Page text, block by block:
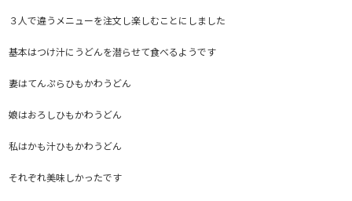
３人で違うメニューを注文し楽しむことにしました
基本はつけ汁にうどんを潜らせて食べるようです
妻はてんぷらひもかわうどん
娘はおろしひもかわうどん
私はかも汁ひもかわうどん
それぞれ美味しかったです